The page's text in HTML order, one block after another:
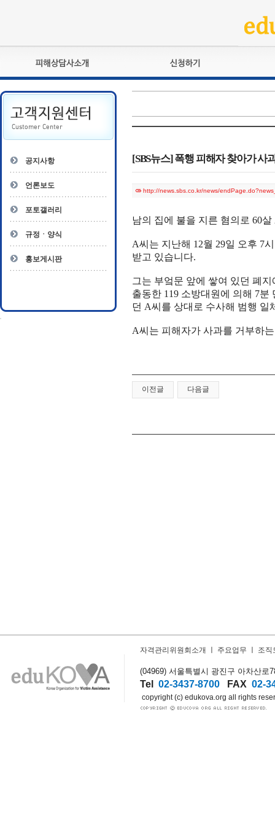
피해상담사란?
자격관리규정
상담사 자격증 확인
- 피해상담사 1급
- 전문수련감독자
- 전문수련기관
교육훈련
자격복원
공지사항
언론보도
포토갤러리
규정ㆍ양식
홍보게시판
[SBS뉴스] 폭행 피해자 찾아가 사
http://news.sbs.co.kr/news/
남의 집에 불을 지른 혐의로 60
A씨는 지난해 12월 29일 오후 7
받고 있습니다.
그는 부엌문 앞에 쌓여 있던 폐
출동한 119 소방대원에 의해 7
던 A씨를 상대로 수사해 범행
A씨는 피해자가 사과를 거부하
이전글 다음글
자격관리위원회소개 주요업무 조직
(04969) 서울특별시 광진구 아차산로
Tel 02-3437-8700 FAX 02-
copyright (c) edukova.org all rights